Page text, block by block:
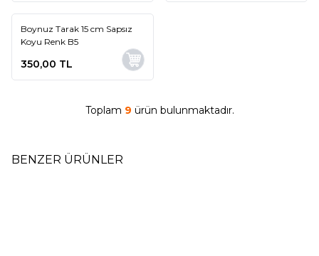
Boynuz Tarak 15 cm Sapsız
Koyu Renk B5
350,00 TL
Toplam 9 ürün bulunmaktadır.
BENZER ÜRÜNLER